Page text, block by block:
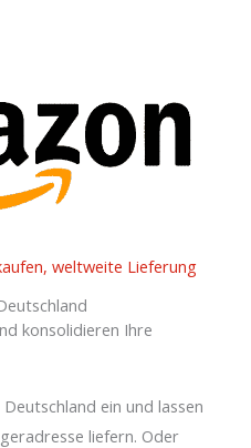
weltweite Lieferung
konsolidieren Ihre
ein und lassen
liefern. Oder